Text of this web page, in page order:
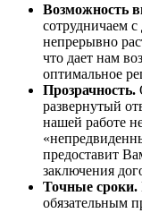
Возможность
сотрудничаем
непрерывно
что дает нам
оптимальное
Прозрачность.
развернутый
нашей работе
предоставит
заключения
Точные сроки.
обязательным